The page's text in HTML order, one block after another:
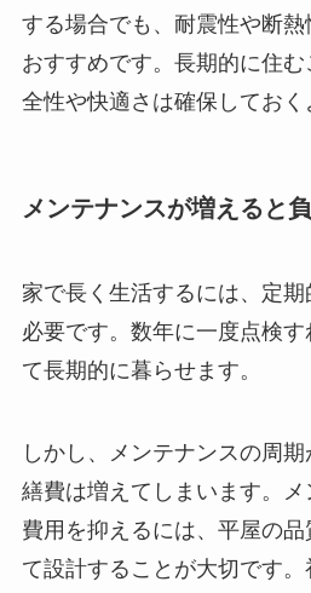
する場合でも、耐震性や断
おすすめです。長期的に住
全性や快適さは確保しておく
メンテナンスが増えると
家で長く生活するには、定
必要です。数年に一度点検
て長期的に暮らせます。
しかし、メンテナンスの周
繕費は増えてしまいます。
費用を抑えるには、平屋の
て設計することが大切です